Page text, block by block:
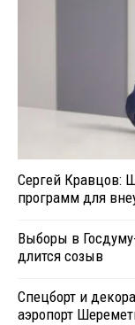
Сергей Кравцов:
программ для
Выборы в
длится созыв
Спецборт и
аэропорт